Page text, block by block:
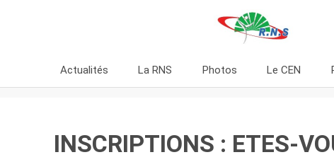
Actualités La RNS Photos Le CEN
INSCRIPTIONS : ETES-